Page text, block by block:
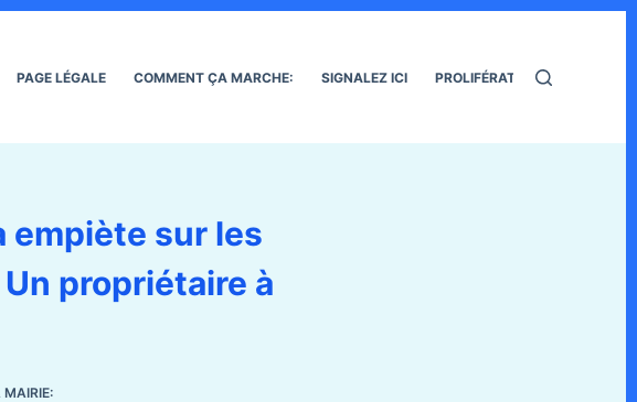
PAGE LÉGALE COMMENT ÇA MARCHE: SIGNALEZ ICI PROLIFÉRATION DES RATS
empiète sur les
propriétaire à
MAIRIE: